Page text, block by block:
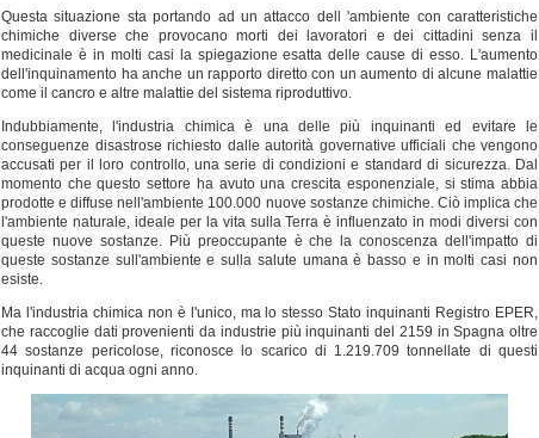
Questa situazione sta portando ad un attacco dell 'ambiente con caratteristiche
chimiche diverse che provocano morti dei lavoratori e dei cittadini senza il
medicinale è in molti casi la spiegazione esatta delle cause di esso. L'aumento
dell'inquinamento ha anche un rapporto diretto con un aumento di alcune malattie
come il cancro e altre malattie del sistema riproduttivo.
Indubbiamente, l'industria chimica è una delle più inquinanti ed evitare le
conseguenze disastrose richiesto dalle autorità governative ufficiali che vengono
accusati per il loro controllo, una serie di condizioni e standard di sicurezza. Dal
momento che questo settore ha avuto una crescita esponenziale, si stima abbia
prodotte e diffuse nell'ambiente 100.000 nuove sostanze chimiche. Ciò implica che
l'ambiente naturale, ideale per la vita sulla Terra è influenzato in modi diversi con
queste nuove sostanze. Più preoccupante è che la conoscenza dell'impatto di
queste sostanze sull'ambiente e sulla salute umana è basso e in molti casi non
esiste.
Ma l'industria chimica non è l'unico, ma lo stesso Stato inquinanti Registro EPER,
che raccoglie dati provenienti da industrie più inquinanti del 2159 in Spagna oltre
44 sostanze pericolose, riconosce lo scarico di 1.219.709 tonnellate di questi
inquinanti di acqua ogni anno.